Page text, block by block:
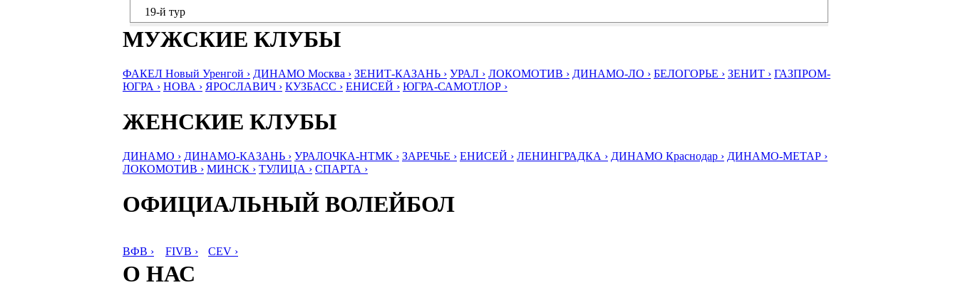
19-й тур
МУЖСКИЕ КЛУБЫ
ФАКЕЛ Новый Уренгой › ДИНАМО Москва › ЗЕНИТ-КАЗАНЬ › УРАЛ › ЛОКОМОТИВ › ДИНАМО-ЛО › БЕЛОГОРЬЕ › ЗЕНИТ › ГАЗПРОМ-
ЮГРА › НОВА › ЯРОСЛАВИЧ › КУЗБАСС › ЕНИСЕЙ › ЮГРА-САМОТЛОР ›
ЖЕНСКИЕ КЛУБЫ
ДИНАМО › ДИНАМО-КАЗАНЬ › УРАЛОЧКА-НТМК › ЗАРЕЧЬЕ › ЕНИСЕЙ › ЛЕНИНГРАДКА › ДИНАМО Краснодар › ДИНАМО-МЕТАР ›
ЛОКОМОТИВ › МИНСК › ТУЛИЦА › СПАРТА ›
ОФИЦИАЛЬНЫЙ ВОЛЕЙБОЛ
ВФВ › FIVB › CEV ›
О НАС